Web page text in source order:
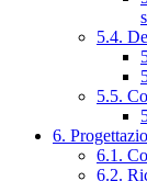
5.4.
5.5.
6.
6.1.
6.2.